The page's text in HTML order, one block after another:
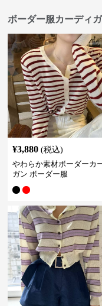
ボーダー服カーディ
¥3,880 (税込)
やわらか素材ボーダーカ
ガン ボーダー服